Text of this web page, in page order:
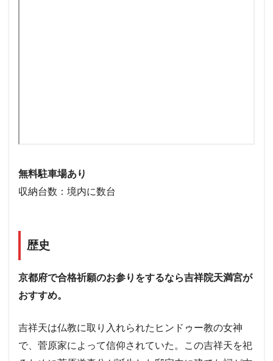
無料駐車場あり
収納台数：境内に数台
歴史
京都府で合格祈願のお参りをするなら吉祥院天満宮が
おすすめ。
吉祥天は仏教に取り入れられたヒンドゥー教の女神
で、菅原家によって信仰されていた。この吉祥天を祀